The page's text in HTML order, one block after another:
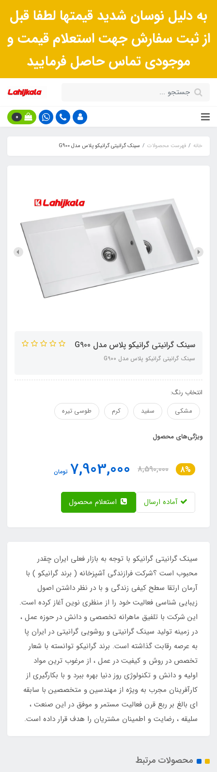
به دلیل نوسان شدید قیمتها لطفا قبل
از ثبت سفارش جهت استعلام قیمت و
موجودی تماس حاصل فرمایید
0
خانه فهرست محصولات سینک گرانیتی گرانیکو پلاس مدل G900
سینک گرانیتی گرانیکو پلاس مدل G900
سینک گرانیتی گرانیکو پلاس مدل G900
انتخاب رنگ:
مشکی
سفید کرم طوسی تیره
ویژگی‌های محصول
8%
8,590,000
7,903,000 تومان
آماده ارسال
سینک گرانیتی گرانیکو با توجه به بازار فعلی ایران چقدر
محبوب است ؟شرکت فرازندگی آشپزخانه ( برند گرانیکو ) با
آرمان ارتقا سطح کیفی زندگی و با در نظر داشتن اصول
زیبایی شناسی فعالیت خود را از منظری نوین آغاز کرده است.
این شرکت با تلفیق ماهرانه تخصصی و دانش در حوزه عمل ،
در زمینه تولید سینک گرانیتی و روشویی گرانیتی در ایران پا
به عرصه رقابت گذاشته است. برند گرانیکو توانسته با شعار
تخصص در روش و کیفیت در عمل ، از مرغوب ترین مواد
اولیه و دانش و تکنولوژی روز دنیا بهره ببرد و با بکارگیری از
کارآفرینان مجرب به ویژه از مهندسین و متخصصین با سابقه
‌ای بالغ بر ربع قرن فعالیت مستمر و موفق در این صنعت ،
سلیقه ، رضایت و اطمینان مشتریان را هدف قرار داده است.
محصولات مرتبط